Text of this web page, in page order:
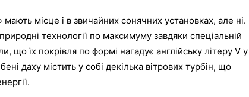
мають місце і в звичайних сонячних установках, але ні.
технології по максимуму завдяки спеціальній
що їх покрівля по формі нагадує англійську літеру V у
даху містить у собі декілька вітрових турбін, що